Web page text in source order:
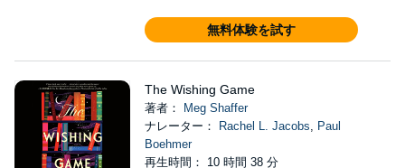
無料体験を試す
The Wishing Game
著者：
Meg Shaffer
ナレーター：
Rachel L. Jacobs, Paul
Boehmer
再生時間： 10 時間 38 分